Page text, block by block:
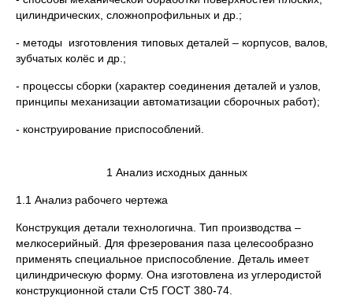
цилиндрических, сложнопрофильных и др.;
- методы изготовления типовых деталей – корпусов, валов,
зубчатых колёс и др.;
- процессы сборки (характер соединения деталей и узлов,
принципы механизации автоматизации сборочных работ);
- конструирование приспособлений.
1 Анализ исходных данных
1.1 Анализ рабочего чертежа
Конструкция детали технологична. Тип производства –
мелкосерийный. Для фрезерования паза целесообразно
применять специальное приспособление. Деталь имеет
цилиндрическую форму. Она изготовлена из углеродистой
конструкционной стали Ст5 ГОСТ 380-74.